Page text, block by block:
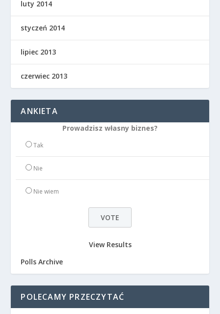
luty 2014
styczeń 2014
lipiec 2013
czerwiec 2013
ANKIETA
Prowadzisz własny biznes?
Tak
Nie
Nie wiem
View Results
Polls Archive
POLECAMY PRZECZYTAĆ